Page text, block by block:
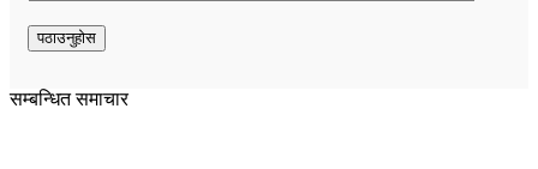
सम्बन्धित समाचार